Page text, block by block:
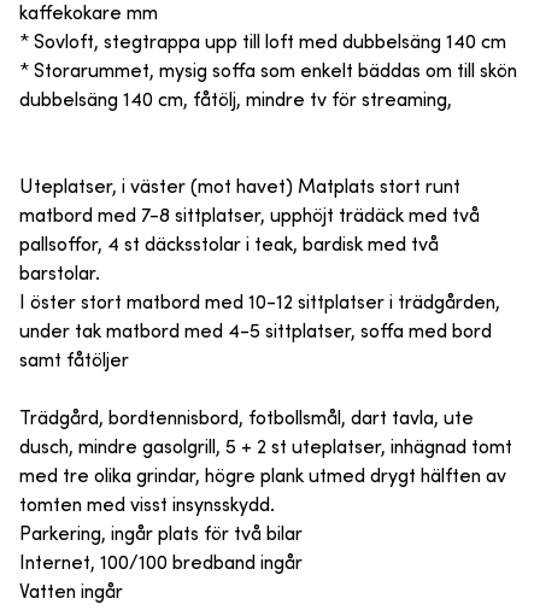
kaffekokare mm
* Sovloft, stegtrappa upp till loft med dubbelsäng 140 cm
* Storarummet, mysig soffa som enkelt bäddas om till skön
dubbelsäng 140 cm, fåtölj, mindre tv för streaming,
Uteplatser, i väster (mot havet) Matplats stort runt
matbord med 7-8 sittplatser, upphöjt trädäck med två
pallsoffor, 4 st däcksstolar i teak, bardisk med två
barstolar.
I öster stort matbord med 10-12 sittplatser i trädgården,
under tak matbord med 4-5 sittplatser, soffa med bord
samt fåtöljer
Trädgård, bordtennisbord, fotbollsmål, dart tavla, ute
dusch, mindre gasolgrill, 5 + 2 st uteplatser, inhägnad tomt
med tre olika grindar, högre plank utmed drygt hälften av
tomten med visst insynsskydd.
Parkering, ingår plats för två bilar
Internet, 100/100 bredband ingår
Vatten ingår